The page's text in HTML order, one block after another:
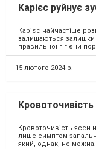
Карієс руйнує
Карієс найчастіше
залишаються залишки
правильної гігієни
15 лютого 2024 р.
Кровоточивість
Кровоточивість
лише симптом
який, однак, не